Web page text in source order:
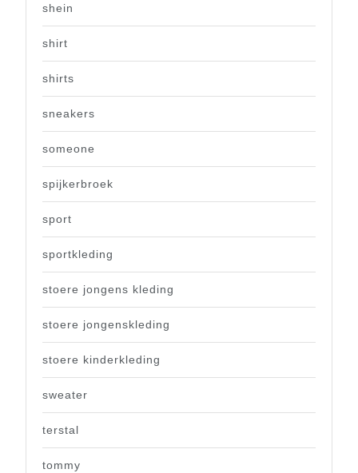
shein
shirt
shirts
sneakers
someone
spijkerbroek
sport
sportkleding
stoere jongens kleding
stoere jongenskleding
stoere kinderkleding
sweater
terstal
tommy